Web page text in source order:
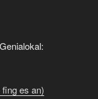
es an)